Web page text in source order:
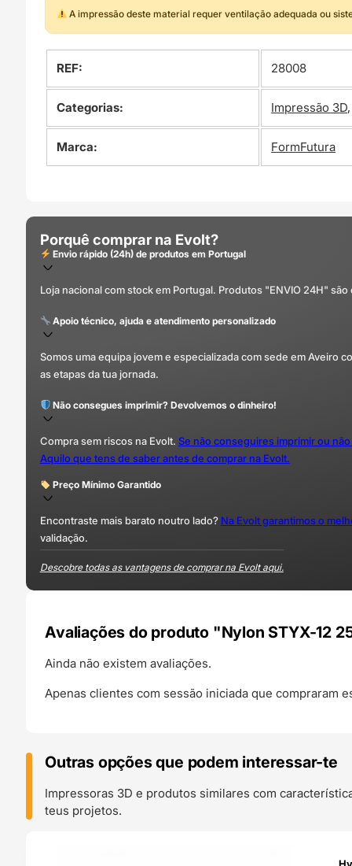
A impressão deste material requer ventilação adequada ou
REF: 28008
Categorias: Impressão 3D
Marca: FormFutura
Porquê comprar na Evolt?
Envio rápido (24h) de produtos em Portugal
Loja nacional com stock em Portugal. Produtos "ENVIO 24H"
Apoio técnico, ajuda e atendimento personalizado
Somos uma equipa jovem e especializada com sede em Aveiro
as etapas da tua jornada.
Não consegues imprimir? Devolvemos o dinheiro!
Compra sem riscos na Evolt. Se não conseguires imprimir ou
Aquilo que tens de saber antes de comprar na Evolt.
Preço Mínimo Garantido
Encontraste mais barato noutro lado? Na Evolt garantimos o
validação.
Descobre todas as vantagens de comprar na Evolt aqui.
Avaliações do produto "Nylon STYX-12
Ainda não existem avaliações.
Apenas clientes com sessão iniciada que compraram
Outras opções que podem interessar-te
Impressoras 3D e produtos similares com
teus projetos.